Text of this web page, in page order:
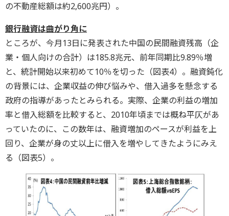
の不動産総額は約2,600兆円）。
銀行融資は曲がり角に
ところが、今月13日に発表された中国の民間融資残高（企
業・個人向けの合計）は185.8兆元、前年同期比9.89％増
と、統計開始以来初めて10％を切った（図表4）。融資鈍化
の背景には、企業収益の伸び悩みや、借入過多を懸念する
政府の指導があったとみられる。実際、企業の利益の増加
率と借入総額を比較すると、2010年頃までは概ね平仄があ
っていたのに、この数年は、融資増加のペースが利益を上
回り、企業が身の丈以上に借入を増やしてきたようにみえ
る（図表5）。